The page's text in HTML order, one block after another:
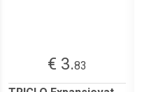
€ 3.83